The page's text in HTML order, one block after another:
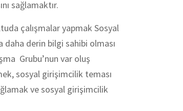
sağlamaktır.
çalışmalar yapmak Sosyal
daha derin bilgi sahibi olması
Grubu’nun var oluş
sosyal girişimcilik teması
ve sosyal girişimcilik